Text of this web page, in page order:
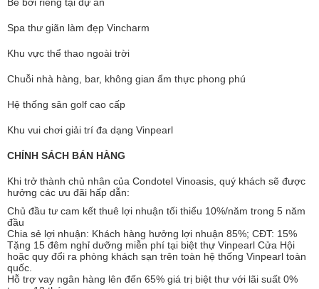
Bể bơi riêng tại dự án
Spa thư giãn làm đẹp Vincharm
Khu vực thể thao ngoài trời
Chuỗi nhà hàng, bar, không gian ẩm thực phong phú
Hệ thống sân golf cao cấp
Khu vui chơi giải trí đa dạng Vinpearl
CHÍNH SÁCH BÁN HÀNG
Khi trở thành chủ nhân của Condotel Vinoasis, quý khách sẽ được
hưởng các ưu đãi hấp dẫn:
Chủ đầu tư cam kết thuê lợi nhuận tối thiểu 10%/năm trong 5 năm
đầu
Chia sẻ lợi nhuận: Khách hàng hưởng lợi nhuận 85%; CĐT: 15%
Tặng 15 đêm nghỉ dưỡng miễn phí tại biệt thự Vinpearl Cửa Hội
hoặc quy đổi ra phòng khách sạn trên toàn hệ thống Vinpearl toàn
quốc.
Hỗ trợ vay ngân hàng lên đến 65% giá trị biệt thư với lãi suất 0%